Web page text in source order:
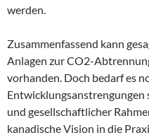
werden.
Zusammenfassend kann
Anlagen zur CO2-
vorhanden. Doch bedarf es
Entwicklungsanstrengungen
und gesellschaftlicher
kanadische Vision in die